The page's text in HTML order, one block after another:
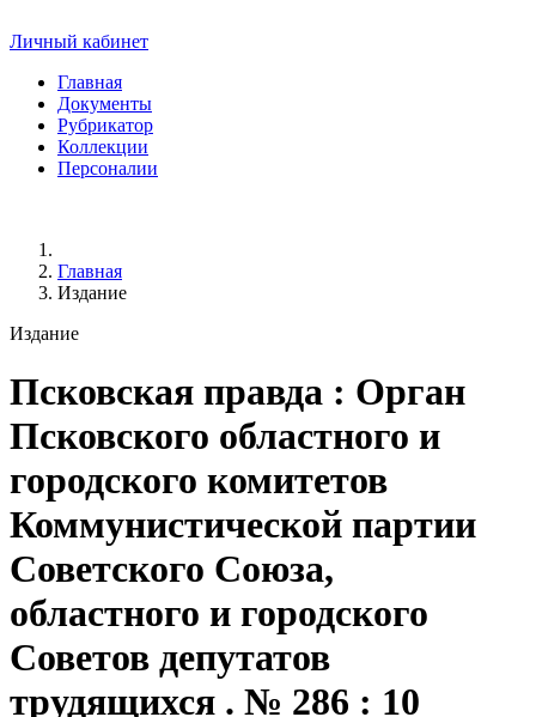
Личный кабинет
Главная
Документы
Рубрикатор
Коллекции
Персоналии
Главная
Издание
Издание
Псковская правда : Орган
Псковского областного и
городского комитетов
Коммунистической партии
Советского Союза,
областного и городского
Советов депутатов
трудящихся . № 286 : 10